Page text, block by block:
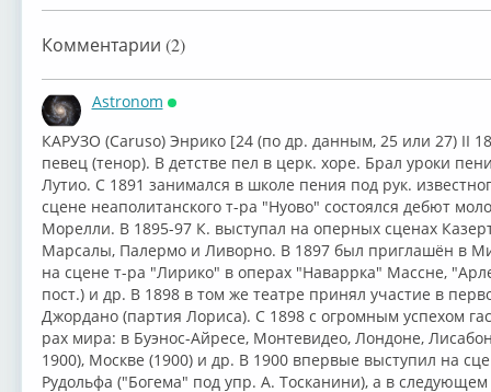
Комментарии (2)
Astronom
КАРУЗО (Caruso) Энрико [24 (по др. данным, 25 или 27) II
певец (тенор). В детстве пел в церк. хоре. Брал уроки
Лутио. С 1891 занимался в школе пения под рук.
сцене неаполитанского т-ра "Нуово" состоялся дебют
Морелли. В 1895-97 К. выступал на оперных сценах
Марсалы, Палермо и Ливорно. В 1897 был приглашён в
на сцене т-ра "Лирико" в операх "Наваррка" Массне,
пост.) и др. В 1898 в том же театре принял участие в
Джордано (партия Лориса). С 1898 с огромным успехом
рах мира: в Буэнос-Айресе, Монтевидео, Лондоне,
1900), Москве (1900) и др. В 1900 впервые выступил на
Рудольфа ("Богема" под упр. А. Тосканини), а в